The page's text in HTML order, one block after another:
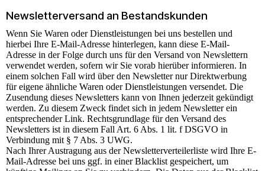
Newsletterversand an Bestandskunden
Wenn Sie Waren oder Dienstleistungen bei uns bestellen und
hierbei Ihre E-Mail-Adresse hinterlegen, kann diese E-Mail-
Adresse in der Folge durch uns für den Versand von Newslettern
verwendet werden, sofern wir Sie vorab hierüber informieren. In
einem solchen Fall wird über den Newsletter nur Direktwerbung
für eigene ähnliche Waren oder Dienstleistungen versendet. Die
Zusendung dieses Newsletters kann von Ihnen jederzeit gekündigt
werden. Zu diesem Zweck findet sich in jedem Newsletter ein
entsprechender Link. Rechtsgrundlage für den Versand des
Newsletters ist in diesem Fall Art. 6 Abs. 1 lit. f DSGVO in
Verbindung mit § 7 Abs. 3 UWG.
Nach Ihrer Austragung aus der Newsletterverteilerliste wird Ihre E-
Mail-Adresse bei uns ggf. in einer Blacklist gespeichert, um